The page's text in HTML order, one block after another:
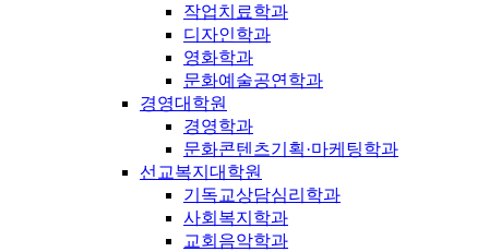
작업치료학과
디자인학과
영화학과
문화예술공연학과
경영대학원
경영학과
문화콘텐츠기획·마케팅학과
선교복지대학원
기독교상담심리학과
사회복지학과
교회음악학과